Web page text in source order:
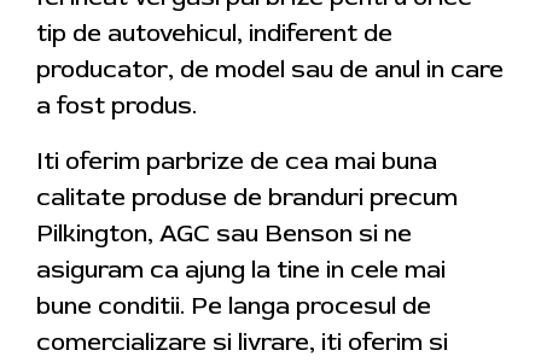
tip de autovehicul, indiferent de
producator, de model sau de anul in care
a fost produs.
Iti oferim parbrize de cea mai buna
calitate produse de branduri precum
Pilkington, AGC sau Benson si ne
asiguram ca ajung la tine in cele mai
bune conditii. Pe langa procesul de
comercializare si livrare, iti oferim si